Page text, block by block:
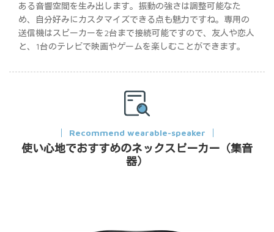
ある音響空間を生み出します。振動の強さは調整可能なた
め、自分好みにカスタマイズできる点も魅力ですね。専用の
送信機はスピーカーを2台まで接続可能ですので、友人や恋人
と、1台のテレビで映画やゲームを楽しむことができます。
Recommend wearable-speaker
使い心地でおすすめのネックスピーカー（集音
器）